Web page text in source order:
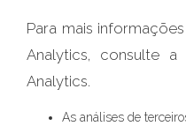
Para mais
Analytics, consulte
Analytics.
As análises de